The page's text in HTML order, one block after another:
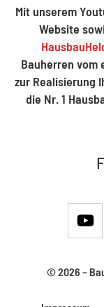
Mit unserem
Website
Bauherren vom
zur Realisierung
die Nr. 1
© 2026 –